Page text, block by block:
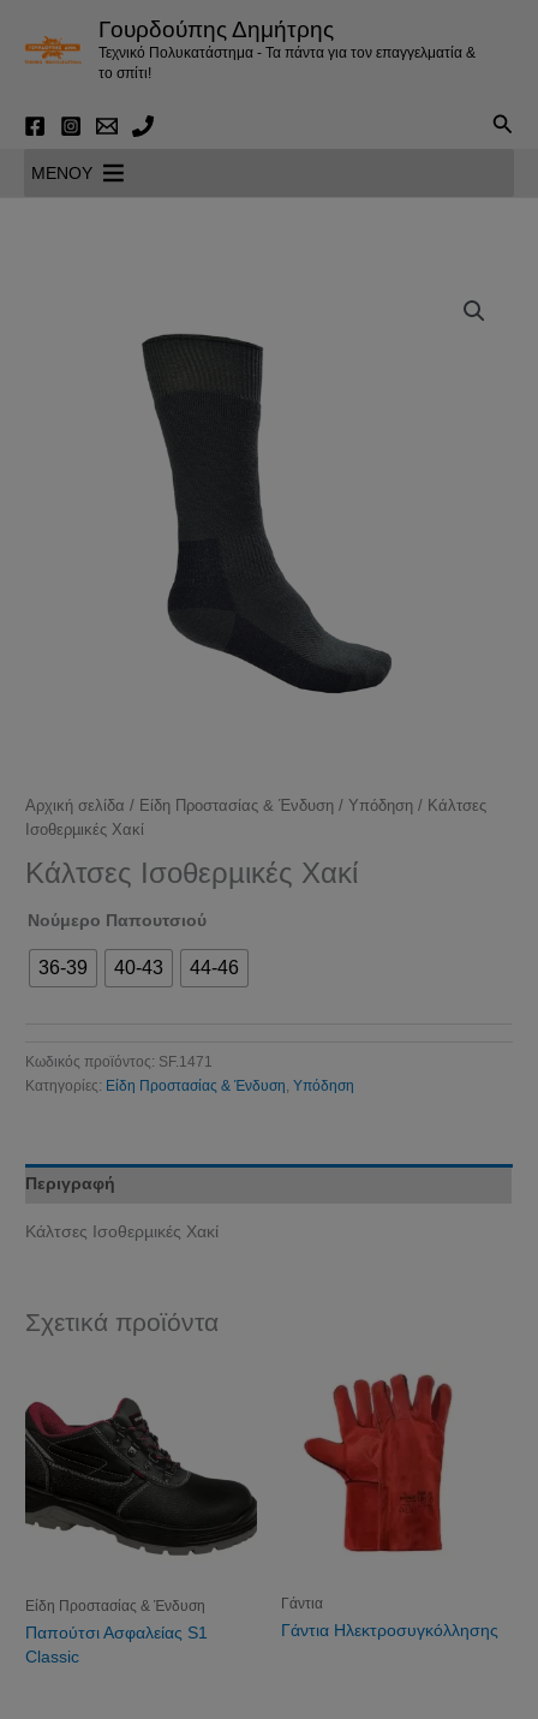
περιεχόμενο
Γουρδούπης Δημήτρης
Τεχνικό Πολυκατάστημα - Τα πάντα για τον επαγγελματία &
το σπίτι!
MENOY
Αρχική σελίδα / Είδη Προστασίας & Ένδυση /Υπόδηση / Kάλτσες
Ισoθερµικές Χακί
Kάλτσες Ισoθερµικές Χακί
Νούμερο Παπουτσιού
36-39 40-43 44-46
Κωδικός προϊόντος: SF.1471
Κατηγορίες: Είδη Προστασίας & Ένδυση,Υπόδηση
Περιγραφή
Kάλτσες Ισoθερµικές Χακί
Σχετικά προϊόντα
Είδη Προστασίας & Ένδυση
Παπούτσι Ασφαλείας S1
Classic
Γάντια
Γάντια Ηλεκτροσυγκόλλησης